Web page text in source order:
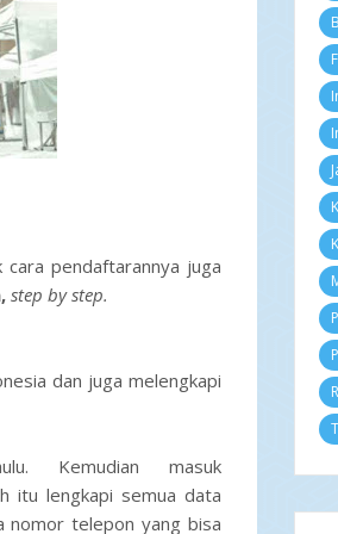
cara pendaftarannya juga
step by step.
dan juga melengkapi
Kemudian masuk
itu lengkapi semua data
nomor telepon yang bisa
4